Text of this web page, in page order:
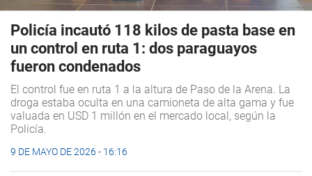
Policía incautó 118 kilos de pasta base en
un control en ruta 1: dos paraguayos
fueron condenados
El control fue en ruta 1 a la altura de Paso de la Arena. La
droga estaba oculta en una camioneta de alta gama y fue
valuada en USD 1 millón en el mercado local, según la
Policía.
9 DE MAYO DE 2026 - 16:16